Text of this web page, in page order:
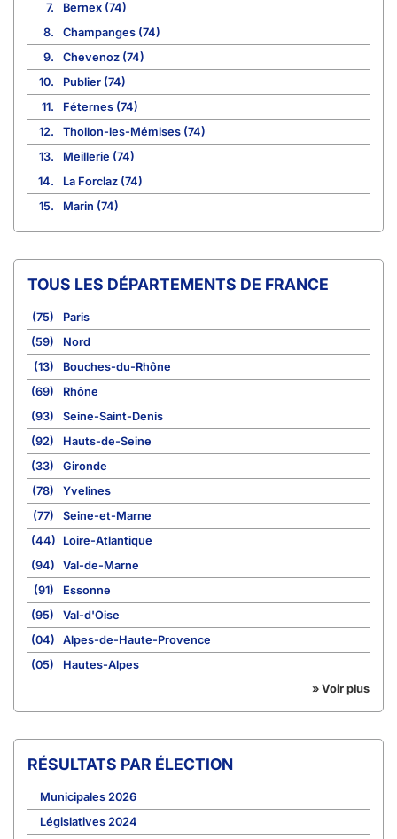
7.
Bernex (74)
8.
Champanges (74)
9.
Chevenoz (74)
10.
Publier (74)
11.
Féternes (74)
12.
Thollon-les-Mémises (74)
13.
Meillerie (74)
14.
La Forclaz (74)
15.
Marin (74)
TOUS LES DÉPARTEMENTS DE FRANCE
(75)
Paris
(59)
Nord
(13)
Bouches-du-Rhône
(69)
Rhône
(93)
Seine-Saint-Denis
(92)
Hauts-de-Seine
(33)
Gironde
(78)
Yvelines
(77)
Seine-et-Marne
(44)
Loire-Atlantique
(94)
Val-de-Marne
(91)
Essonne
(95)
Val-d'Oise
(04)
Alpes-de-Haute-Provence
(05)
Hautes-Alpes
» Voir plus
RÉSULTATS PAR ÉLECTION
Municipales 2026
Législatives 2024